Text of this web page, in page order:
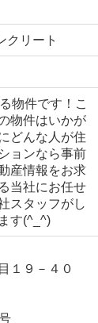
クリート
物件です！こ
物件はいかが
どんな人が住
ョンなら事前
産情報をお求
当社にお任せ
スタッフがし
す(^_^)
１９－４０